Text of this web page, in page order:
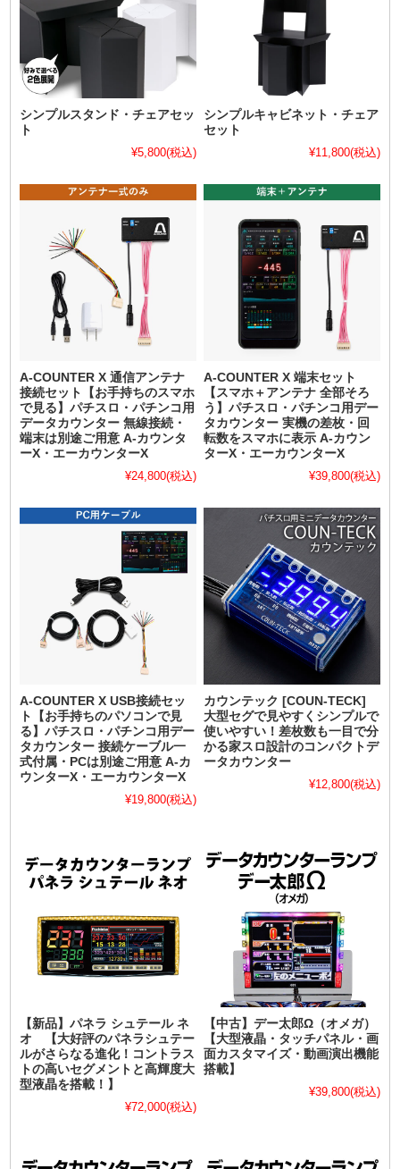
シンプルスタンド・チェアセッ
ト
¥5,800(税込)
シンプルキャビネット・チェア
セット
¥11,800(税込)
A-COUNTER X 通信アンテナ
接続セット【お手持ちのスマホ
で見る】パチスロ・パチンコ用
データカウンター 無線接続・
端末は別途ご用意 A-カウンタ
ーX・エーカウンターX
¥24,800(税込)
A-COUNTER X 端末セット
【スマホ＋アンテナ 全部そろ
う】パチスロ・パチンコ用デー
タカウンター 実機の差枚・回
転数をスマホに表示 A-カウン
ターX・エーカウンターX
¥39,800(税込)
A-COUNTER X USB接続セッ
ト【お手持ちのパソコンで見
る】パチスロ・パチンコ用デー
タカウンター 接続ケーブル一
式付属・PCは別途ご用意 A-カ
ウンターX・エーカウンターX
¥19,800(税込)
カウンテック [COUN-TECK]
大型セグで見やすくシンプルで
使いやすい！差枚数も一目で分
かる家スロ設計のコンパクトデ
ータカウンター
¥12,800(税込)
【新品】パネラ シュテール ネ
オ 【大好評のパネラシュテー
ルがさらなる進化！コントラス
トの高いセグメントと高輝度大
型液晶を搭載！】
¥72,000(税込)
【中古】デー太郎Ω（オメガ）
【大型液晶・タッチパネル・画
面カスタマイズ・動画演出機能
搭載】
¥39,800(税込)